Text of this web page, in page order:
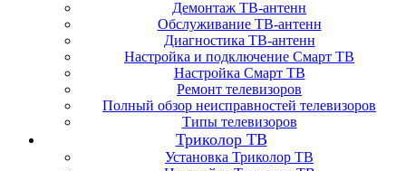
Демонтаж ТВ-антенн
Обслуживание ТВ-антенн
Диагностика ТВ-антенн
Настройка и подключение Смарт ТВ
Настройка Смарт ТВ
Ремонт телевизоров
Полный обзор неисправностей телевизоров
Типы телевизоров
Триколор ТВ
Установка Триколор ТВ